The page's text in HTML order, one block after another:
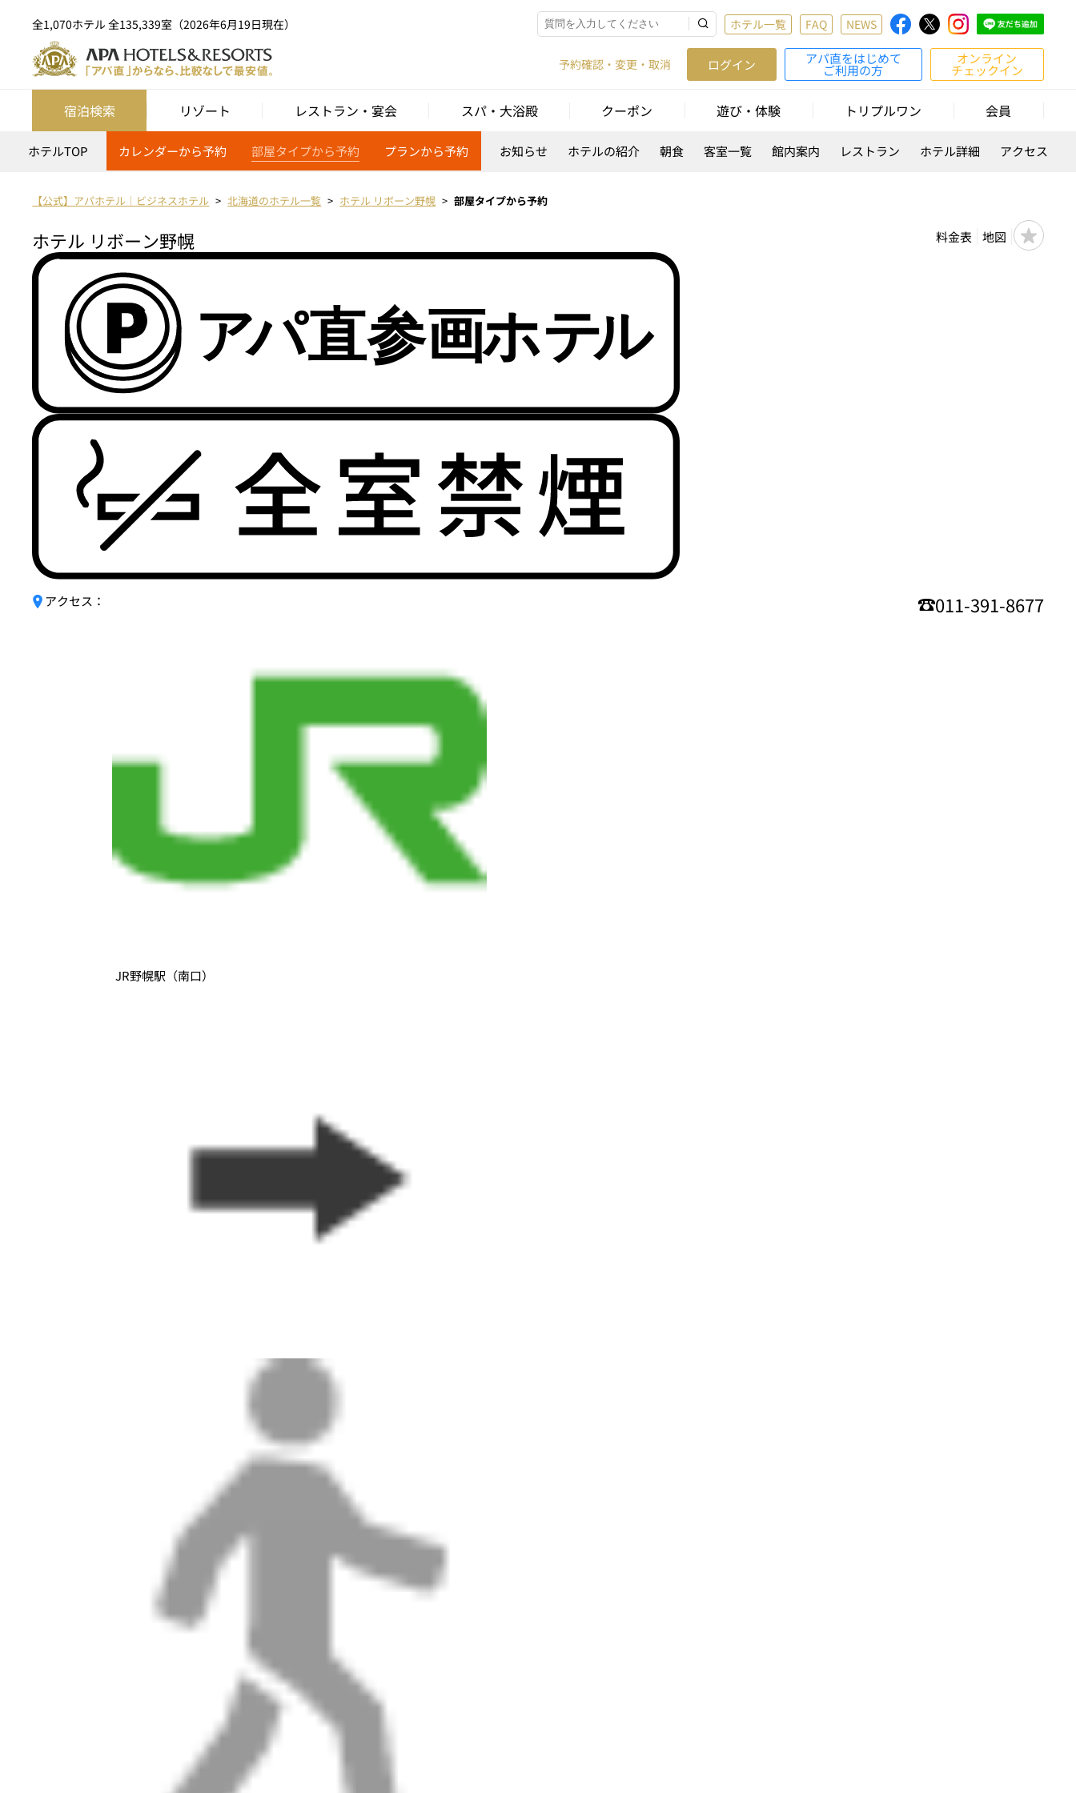
全1,070ホテル 全135,339室（2026年6月19日現在） ホテル一覧 FAQ NEWS
予約確認・変更・取消 ログイン アパ直をはじめて
ご利用の方
オンライン
チェックイン
宿泊検索 リゾート レストラン・宴会 スパ・大浴殿 クーポン 遊び・体験 トリプルワン 会員
ホテルTOP カレンダーから予約 部屋タイプから予約 プランから予約 お知らせ ホテルの紹介 朝食 客室一覧 館内案内 レストラン ホテル詳細 アクセス
【公式】アパホテル｜ビジネスホテル 北海道のホテル一覧 ホテル リボーン野幌 部屋タイプから予約
ホテル リボーン野幌 料金表 地図
アクセス：
JR野幌駅（南口）
011-391-8677